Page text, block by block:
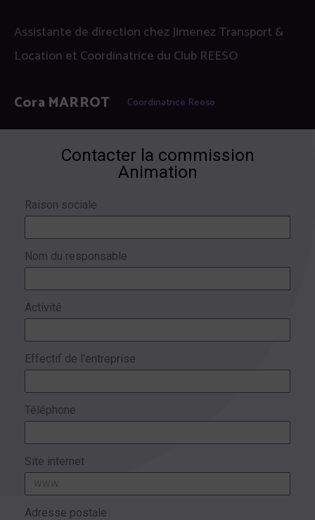
Assistante de direction chez Jimenez Transport &
Location et Coordinatrice du Club REESO
Cora MARROT Coordinatrice Reeso
Contacter la commission
Animation
Raison sociale
Nom du responsable
Activité
Effectif de l'entreprise
Téléphone
Site internet
Adresse postale